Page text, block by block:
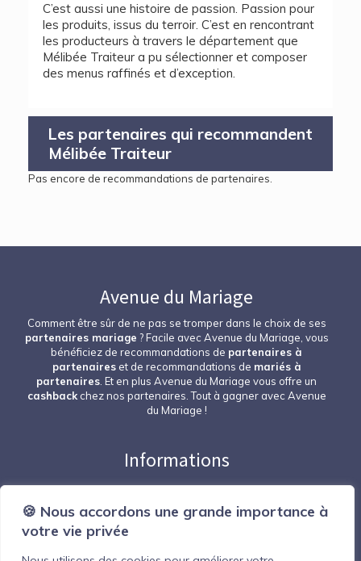
🍪 Nous accordons une grande importance à
votre vie privée
C’est aussi une histoire de passion. Passion pour
les produits, issus du terroir. C’est en rencontrant
les producteurs à travers le département que
Mélibée Traiteur a pu sélectionner et composer
des menus raffinés et d’exception.
Les partenaires qui recommandent
Mélibée Traiteur
Pas encore de recommandations de partenaires.
Avenue du Mariage
Comment être sûr de ne pas se tromper dans le choix de ses
partenaires mariage ? Facile avec Avenue du Mariage, vous
bénéficiez de recommandations de partenaires à
partenaireset de recommandations de mariés à
partenaires . Et en plus Avenue du Mariage vous offre un
cashbackchez nos partenaires. Tout à gagner avec Avenue
du Mariage !
Informations
Espace professionnel
Devenir partenaire
Mentions Légales